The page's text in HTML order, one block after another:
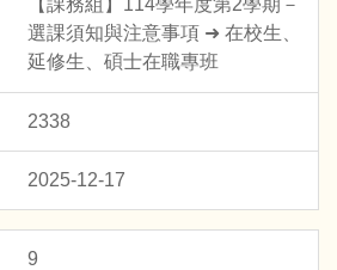
選課須知與注意事項 ➜ 在校生、
延修生、碩士在職專班
2338
2025-12-17
9